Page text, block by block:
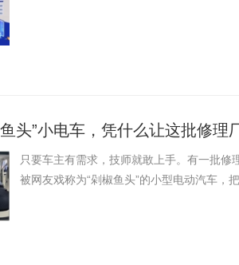
头”小电车，凭什么让这批修理
只要车主有需求，技师就敢上手。有一批
被网友戏称为“剁椒鱼头”的小型电动汽车，